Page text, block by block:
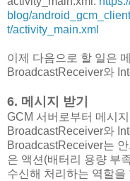
blog/
t/activity_main.xml
이제 다음으로 할 일은
BroadcastReceiver와
6. 메시지 받기
GCM 서버로부터 메시
BroadcastReceiver와
BroadcastReceiver는
은 액션(배터리 용량 부
수신해 처리하는 역할